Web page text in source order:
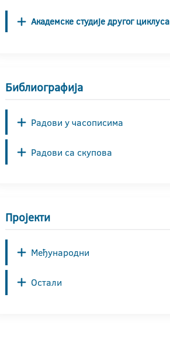
Академске студије другог циклуса
Библиографија
Радови у часописима
Радови са скупова
Пројекти
Међународни
Остали